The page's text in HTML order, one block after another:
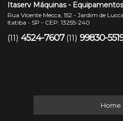
Itaserv Máquinas -
Rua Vicente Mecca, 152 - Jardim de Lucca
Itatiba - SP - CEP: 13255-240
(11) 4524-7607 (11) 99830-
Home